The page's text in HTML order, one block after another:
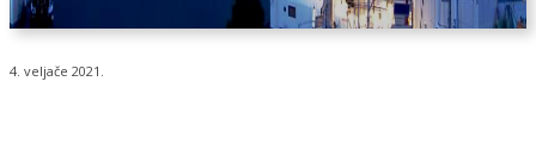
4. veljače 2021.